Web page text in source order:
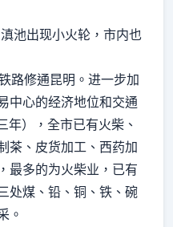
池出现小火轮，市内也
路修通昆明。进一步加
中心的经济地位和交通
年），全市已有火柴、
茶、皮货加工、西药加
最多的为火柴业，已有
处煤、铅、铜、铁、碗
。